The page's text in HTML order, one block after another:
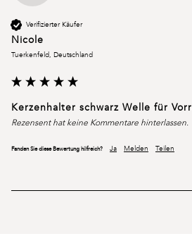
Verifizierter Käufer
Nicole
Tuerkenfeld, Deutschland
Kerzenhalter schwarz Welle für
Rezensent hat keine Kommentare hinterlassen.
Fanden Sie diese Bewertung hilfreich? Ja Melden Teilen